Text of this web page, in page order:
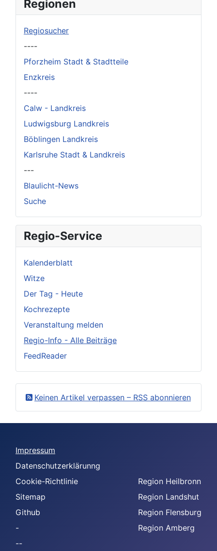
Regionen
Regiosucher
----
Pforzheim Stadt & Stadtteile
Enzkreis
----
Calw - Landkreis
Ludwigsburg Landkreis
Böblingen Landkreis
Karlsruhe Stadt & Landkreis
---
Blaulicht-News
Suche
Regio-Service
Kalenderblatt
Witze
Der Tag - Heute
Kochrezepte
Veranstaltung melden
Regio-Info - Alle Beiträge
FeedReader
Keinen Artikel verpassen – RSS abonnieren
Impressum
Datenschutzerklärunng
Cookie-Richtlinie
Sitemap
Github
-
--
Region Heilbronn
Region Landshut
Region Flensburg
Region Amberg